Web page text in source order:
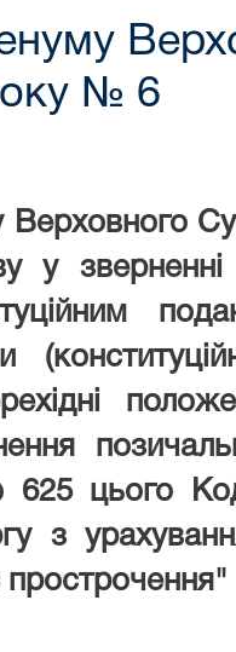
№ 6
Верховного
у
625 цього
з
прострочення"